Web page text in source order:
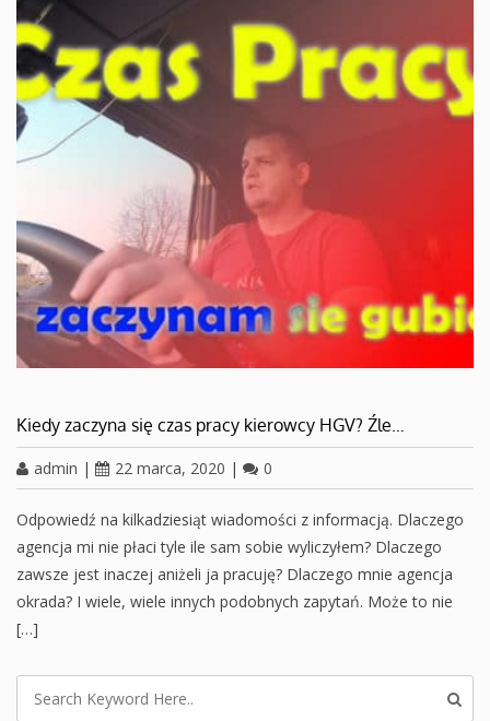
Kiedy zaczyna się czas pracy kierowcy HGV? Źle…
admin | 22 marca, 2020 | 0
Odpowiedź na kilkadziesiąt wiadomości z informacją. Dlaczego
agencja mi nie płaci tyle ile sam sobie wyliczyłem? Dlaczego
zawsze jest inaczej aniżeli ja pracuję? Dlaczego mnie agencja
okrada? I wiele, wiele innych podobnych zapytań. Może to nie
[…]